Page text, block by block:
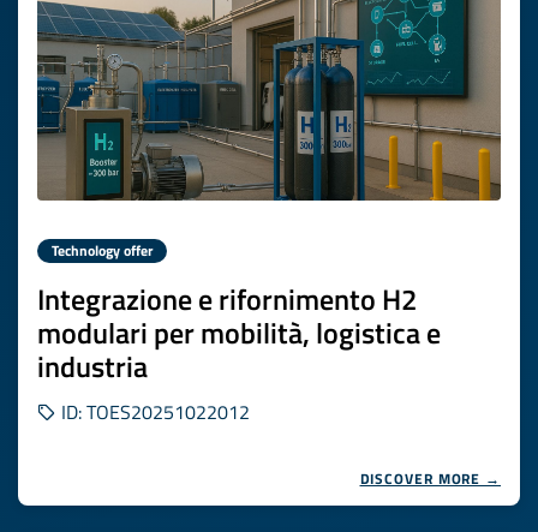
Technology offer
Integrazione e rifornimento H2
modulari per mobilità, logistica e
industria
ID: TOES20251022012
DISCOVER MORE →